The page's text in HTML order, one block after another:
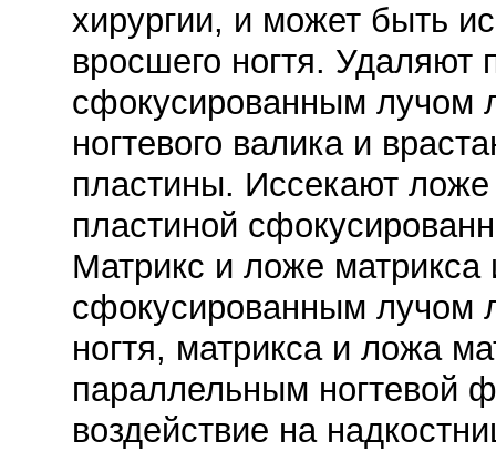
хирургии, и может быть
вросшего ногтя.
сфокусированным лучом
ногтевого валика и
пластины. Иссекают ложе
пластиной
Матрикс и ложе матрикса
сфокусированным лучом
ногтя, матрикса и ложа
параллельным ногтевой
воздействие на